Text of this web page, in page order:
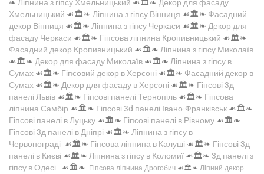
❧ Ліпнина з гіпсу Хмельницький ☙🏛️❧ Декор для фасаду
Хмельницький ☙🏛️❧ Ліпнина з гіпсу Вінниця ☙🏛️❧ Фасадний
декор Вінниця ☙🏛️❧ Ліпнина з гіпсу Черкаси ☙🏛️❧ Декор для
фасаду Черкаси ☙🏛️❧ Гіпсова ліпнина Кропивницький ☙🏛️❧
Фасадний декор Кропивницький ☙🏛️❧ Ліпнина з гіпсу Миколаїв
☙🏛️❧ Декор для фасаду Миколаїв ☙🏛️❧ Ліпнина з гіпсу в
Сумах ☙🏛️❧ Гіпсовий декор в Херсоні ☙🏛️❧ Фасадний декор в
Сумах ☙🏛️❧ Декор для фасаду в Херсоні ☙🏛️❧ Гіпсові 3д
панелі Львів ☙🏛️❧ Гіпсові панелі Тернопіль ☙🏛️❧ Гіпсова
ліпнина Самбір ☙🏛️❧ Гіпсові 3d панелі Івано-Франківськ ☙🏛️❧
Гіпсові панелі в Луцьку ☙🏛️❧ Гіпсові панелі в Рівному ☙🏛️❧
Гіпсові 3д панелі в Дніпрі ☙🏛️❧ Ліпнина з гіпсу в
Червонограді ☙🏛️❧ Гіпсова ліпнина в Калуші ☙🏛️❧ Гіпсові 3д
панелі в Києві ☙🏛️❧ Ліпнина з гіпсу в Коломиї ☙🏛️❧ 3д панелі з
гіпсу в Одесі ☙🏛️❧ Гіпсова ліпнина Дрогобич ☙🏛️❧ Ліпний декор